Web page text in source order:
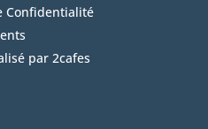
Confidentialité
par 2cafes